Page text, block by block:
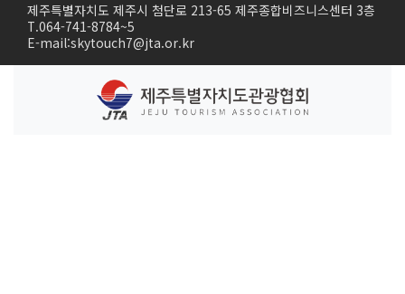
제주특별자치도 제주시 첨단로 213-65 제주종합비즈니스센터 3층
T.064-741-8784~5
E-mail:skytouch7@jta.or.kr